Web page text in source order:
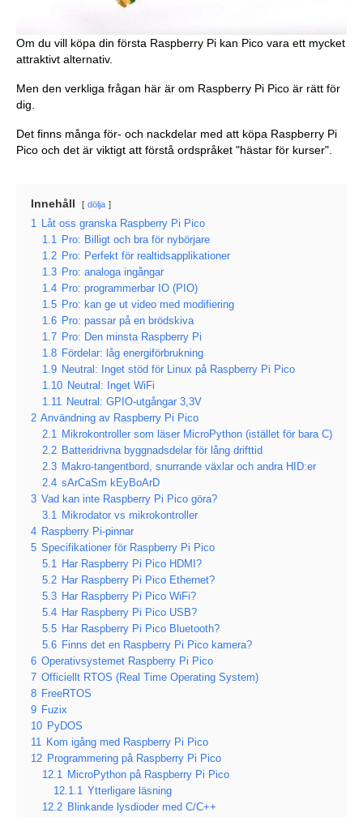
Om du vill köpa din första Raspberry Pi kan Pico vara ett mycket
attraktivt alternativ.
Men den verkliga frågan här är om Raspberry Pi Pico är rätt för
dig.
Det finns många för- och nackdelar med att köpa Raspberry Pi
Pico och det är viktigt att förstå ordspråket "hästar för kurser".
Innehåll dölja
1 Låt oss granska Raspberry Pi Pico
1.1 Pro: Billigt och bra för nybörjare
1.2 Pro: Perfekt för realtidsapplikationer
1.3 Pro: analoga ingångar
1.4 Pro: programmerbar IO (PIO)
1.5 Pro: kan ge ut video med modifiering
1.6 Pro: passar på en brödskiva
1.7 Pro: Den minsta Raspberry Pi
1.8 Fördelar: låg energiförbrukning
1.9 Neutral: Inget stöd för Linux på Raspberry Pi Pico
1.10 Neutral: Inget WiFi
1.11 Neutral: GPIO-utgångar 3,3V
2 Användning av Raspberry Pi Pico
2.1 Mikrokontroller som läser MicroPython (istället för bara C)
2.2 Batteridrivna byggnadsdelar för lång drifttid
2.3 Makro-tangentbord, snurrande växlar och andra HID:er
2.4 sArCaSm kEyBoArD
3 Vad kan inte Raspberry Pi Pico göra?
3.1 Mikrodator vs mikrokontroller
4 Raspberry Pi-pinnar
5 Specifikationer för Raspberry Pi Pico
5.1 Har Raspberry Pi Pico HDMI?
5.2 Har Raspberry Pi Pico Ethernet?
5.3 Har Raspberry Pi Pico WiFi?
5.4 Har Raspberry Pi Pico USB?
5.5 Har Raspberry Pi Pico Bluetooth?
5.6 Finns det en Raspberry Pi Pico kamera?
6 Operativsystemet Raspberry Pi Pico
7 Officiellt RTOS (Real Time Operating System)
8 FreeRTOS
9 Fuzix
10 PyDOS
11 Kom igång med Raspberry Pi Pico
12 Programmering på Raspberry Pi Pico
12.1 MicroPython på Raspberry Pi Pico
12.1.1 Ytterligare läsning
12.2 Blinkande lysdioder med C/C++